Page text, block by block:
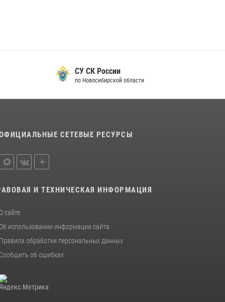
СУ СК России
по Новосибирской области
СЕТЕВЫЕ РЕСУРСЫ
И ТЕХНИЧЕСКАЯ ИНФОРМАЦИЯ
О сайте
Об использовании информации сайта
Правила обработки персональных данных
Сообщить об ошибках